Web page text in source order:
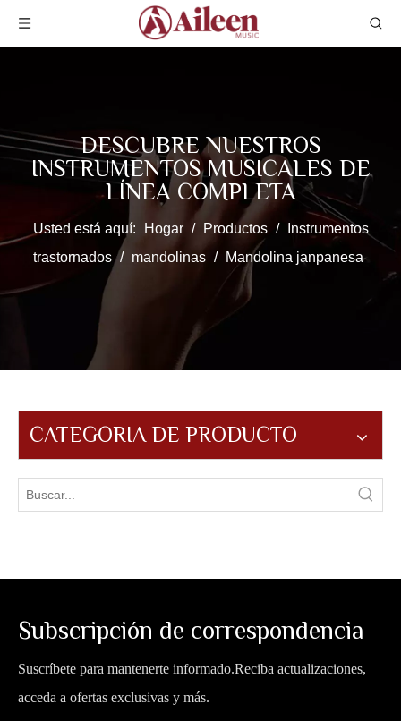
DESCUBRE NUESTROS
INSTRUMENTOS MUSICALES DE
LÍNEA COMPLETA
Usted está aquí: Hogar / Productos /
Instrumentos
trastornados / mandolinas / Mandolina janpanesa
CATEGORIA DE PRODUCTO
Subscripción de correspondencia
Suscríbete para mantenerte informado.Reciba actualizaciones,
acceda a ofertas exclusivas y más.